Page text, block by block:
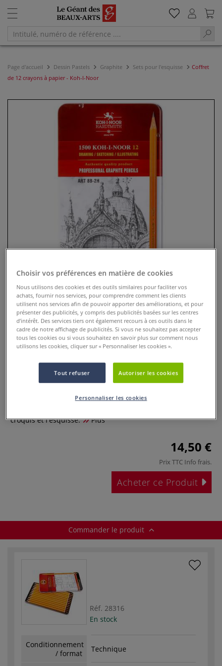
Page d'accueil Dessin Pastels Graphite Sets pour l'esquisse
Coffret
de 12 crayons à papier - Koh-I-Noor
Coffret de 12 crayons à papier -
Koh-I-Noor
Crayons graphite 1500 Koh-I-Noor en coffret métal de 12.
croquis et l'esquisse.
Plus
14,50 €
Prix TTC Info frais.
Acheter ce Produit
Commander le produit
Réf. 28316
En stock
Conditionnement
/ format
Technique
Choisir vos préférences en matière de cookies
Nous utilisons des cookies et des outils similaires pour faciliter vos
achats, fournir nos services, pour comprendre comment les clients
utilisent nos services afin de pouvoir apporter des améliorations, et pour
présenter des publicités, y compris des publicités basées sur les centres
d’intérêt. Des services tiers ont également recours à ces outils dans le
cadre de notre affichage de publicités. Si vous ne souhaitez pas accepter
tous les cookies ou si vous souhaitez en savoir plus sur comment nous
utilisons les cookies, cliquer sur « Personnaliser les cookies ».
Tout refuser Autoriser les cookies
Personnaliser les cookies